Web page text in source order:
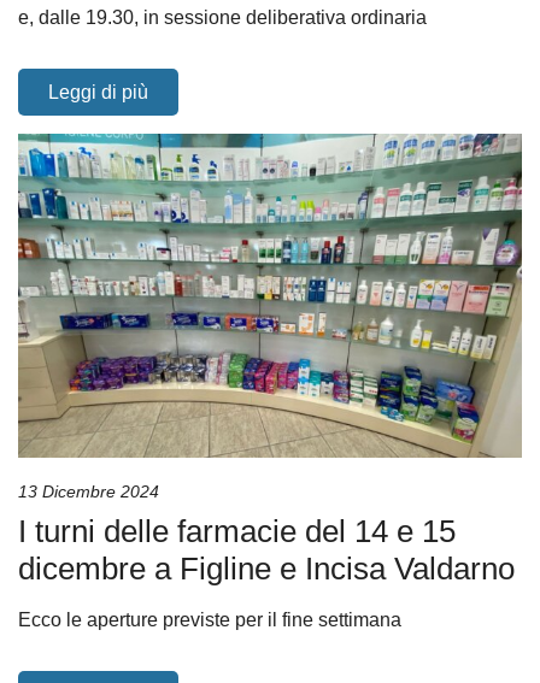
e, dalle 19.30, in sessione deliberativa ordinaria
Leggi di più
13 Dicembre 2024
I turni delle farmacie del 14 e 15
dicembre a Figline e Incisa Valdarno
Ecco le aperture previste per il fine settimana